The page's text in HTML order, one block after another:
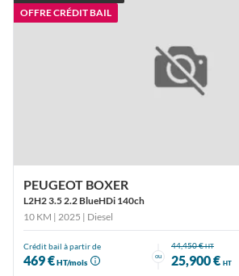
OFFRE CRÉDIT BAIL
PEUGEOT BOXER
L2H2 3.5 2.2 BlueHDi 140ch
10 KM | 2025 | Diesel
Crédit bail à partir de
469 €HT/mois
ou
44,450 €HT
25,900 € HT